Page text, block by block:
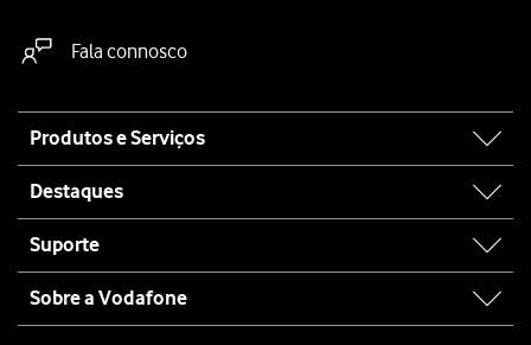
Fala connosco
map
Produtos e Serviços
Destaques
Suporte
Sobre a Vodafone